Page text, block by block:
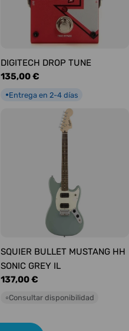
DIGITECH DROP TUNE
Precio
135,00 €
●Entrega en 2-4 días
SQUIER BULLET MUSTANG HH
SONIC GREY IL
Precio
habitual
137,00 €
○Consultar disponibilidad